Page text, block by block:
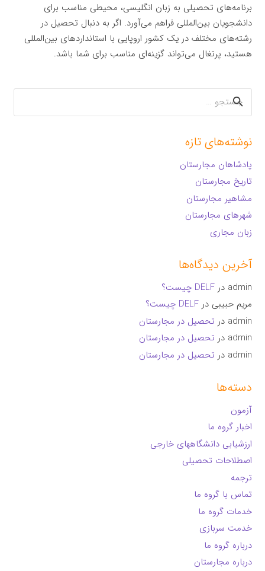
برنامه‌های تحصیلی به زبان انگلیسی، محیطی مناسب برای
دانشجویان بین‌المللی فراهم می‌آورد. اگر به دنبال تحصیل در
رشته‌های مختلف در یک کشور اروپایی با استانداردهای بین‌المللی
هستید، پرتغال می‌تواند گزینه‌ای مناسب برای شما باشد.
جستجو
برای:
نوشته‌های تازه
پادشاهان مجارستان
تاریخ مجارستان
مشاهیر مجارستان
شهرهای مجارستان
زبان مجاری
آخرین دیدگاه‌ها
admin درDELF چیست؟
مریم حبیبی درDELF چیست؟
admin در تحصیل در مجارستان
admin در تحصیل در مجارستان
admin در تحصیل در مجارستان
دسته‌ها
آزمون
اخبار گروه ما
ارزشیابی دانشگاههای خارجی
اصطلاحات تحصیلی
ترجمه
تماس با گروه ما
خدمات گروه ما
خدمت سربازی
درباره گروه ما
درباره مجارستان